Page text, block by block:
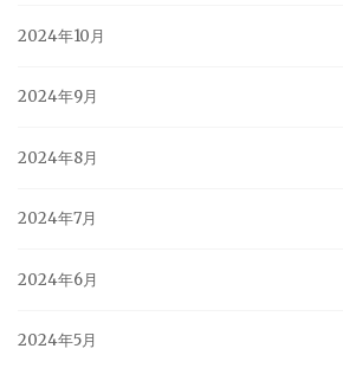
2024年10月
2024年9月
2024年8月
2024年7月
2024年6月
2024年5月